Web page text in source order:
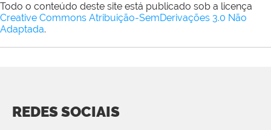
Todo o conteúdo deste site está publicado sob a licença
Creative Commons Atribuição-SemDerivações 3.0 Não
Adaptada.
REDES SOCIAIS